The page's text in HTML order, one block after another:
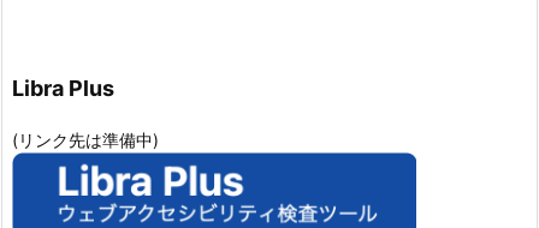
Libra Plus
(リンク先は準備中)